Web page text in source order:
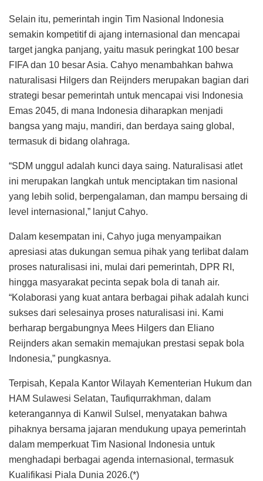
Selain itu, pemerintah ingin Tim Nasional Indonesia
semakin kompetitif di ajang internasional dan mencapai
target jangka panjang, yaitu masuk peringkat 100 besar
FIFA dan 10 besar Asia. Cahyo menambahkan bahwa
naturalisasi Hilgers dan Reijnders merupakan bagian dari
strategi besar pemerintah untuk mencapai visi Indonesia
Emas 2045, di mana Indonesia diharapkan menjadi
bangsa yang maju, mandiri, dan berdaya saing global,
termasuk di bidang olahraga.
“SDM unggul adalah kunci daya saing. Naturalisasi atlet
ini merupakan langkah untuk menciptakan tim nasional
yang lebih solid, berpengalaman, dan mampu bersaing di
level internasional,” lanjut Cahyo.
Dalam kesempatan ini, Cahyo juga menyampaikan
apresiasi atas dukungan semua pihak yang terlibat dalam
proses naturalisasi ini, mulai dari pemerintah, DPR RI,
hingga masyarakat pecinta sepak bola di tanah air.
“Kolaborasi yang kuat antara berbagai pihak adalah kunci
sukses dari selesainya proses naturalisasi ini. Kami
berharap bergabungnya Mees Hilgers dan Eliano
Reijnders akan semakin memajukan prestasi sepak bola
Indonesia,” pungkasnya.
Terpisah, Kepala Kantor Wilayah Kementerian Hukum dan
HAM Sulawesi Selatan, Taufiqurrakhman, dalam
keterangannya di Kanwil Sulsel, menyatakan bahwa
pihaknya bersama jajaran mendukung upaya pemerintah
dalam memperkuat Tim Nasional Indonesia untuk
menghadapi berbagai agenda internasional, termasuk
Kualifikasi Piala Dunia 2026.(*)